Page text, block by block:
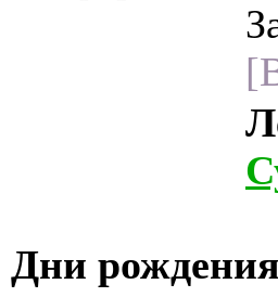
Дни рождения